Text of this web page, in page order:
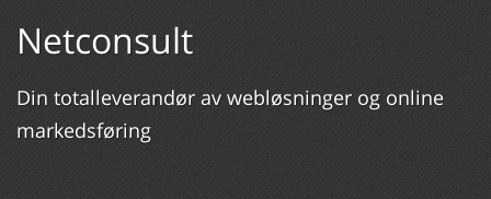
Netconsult
Din totalleverandør av webløsninger og online
markedsføring